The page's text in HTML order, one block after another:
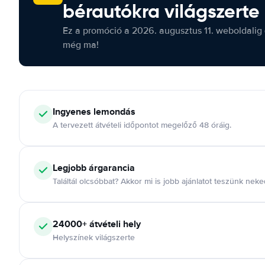
bérautókra világszerte
Ez a promóció a 2026. augusztus 11.
még ma!
Ingyenes lemondás
A tervezett átvételi időpontot megelőző 48 óráig.
Legjobb árgarancia
Találtál olcsóbbat? Akkor mi is jobb ajánlatot teszünk
24000+ átvételi hely
Helyszínek világszerte